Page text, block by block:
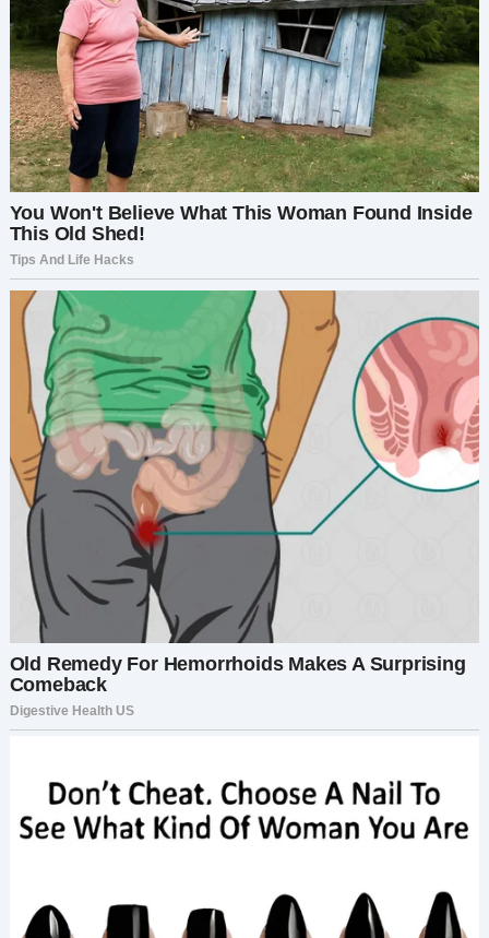
приходил, расспрашивал про аллергию на
детское питание.
Я замерла, держа в руках упаковку молока.
— Вы, наверное, перепутали. У нас нет ребёнка,
— сказала я, ощущая, как волна тревоги
накрывает меня с головой.
Парень, едва старше школьника, удивлённо
поднял глаза:
— Нет, я его помню. Он спрашивал про
гипоаллергенную смесь. Очень подробно
расспрашивал.
Дорога домой была как в тумане. Мысли
крутились в голове, рисуя самые худшие
сценарии. Мой Даниил… у него есть кто-то
другой? Ребёнок? Мы ведь вместе смирились с
нашей реальностью. Или он всё это время вёл
двойную жизнь?
Ночью я почти не сомкнула глаз. А утром
поняла: мне нужна правда. Я не могла просто
так обвинить его. Я должна была убедиться.
Поэтому я сделала то, чего никогда бы о себе не
подумала — поехала за ним.
держалась на расстоянии, следуя за его
машиной. Ладони вспотели, сердце
колотилось. Куда он едет? К любовнице? К
Но он свернул не во двор жилого дома, а на